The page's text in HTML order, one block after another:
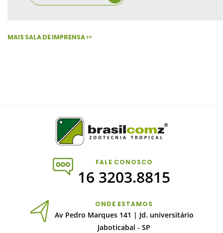
MAIS SALA DE IMPRENSA >>
FALE CONOSCO
16 3203.8815
ONDE ESTAMOS
Av Pedro Marques 141 | Jd. universitário
Jaboticabal - SP